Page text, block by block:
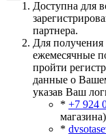
Доступна для
партнера.
Для получения
ежемесячные
пройти
данные о
указав Ваш
* +7 924
магазина)
*